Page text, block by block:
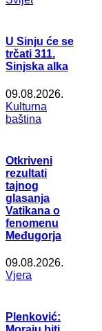
U Sinju će se
trčati 311.
Sinjska alka
09.08.2026.
Kulturna
baština
Otkriveni
rezultati
tajnog
glasanja
Vatikana o
fenomenu
Međugorja
09.08.2026.
Vjera
Plenković: